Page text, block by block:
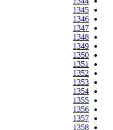
1345
1346
1347
1348
1349
1350
1351
1352
1353
1354
1355
1356
1357
1358